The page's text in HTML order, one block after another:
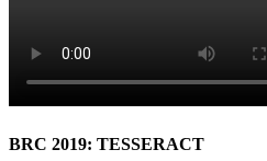
BRC 2019: TESSERACT